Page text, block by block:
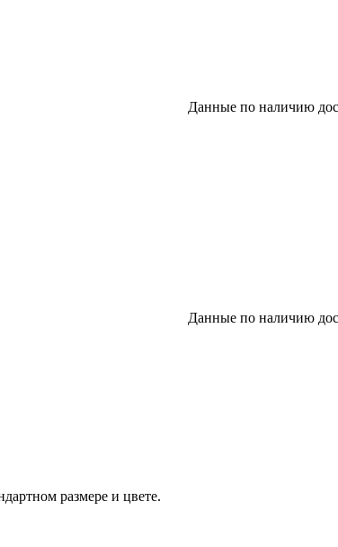
Данные по наличию
Данные по наличию
размере и цвете.